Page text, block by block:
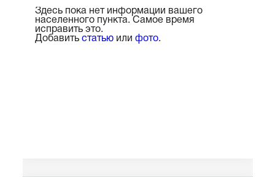
Здесь пока нет информации вашего
населенного пункта. Самое время
исправить это.
Добавить статьюили фото.